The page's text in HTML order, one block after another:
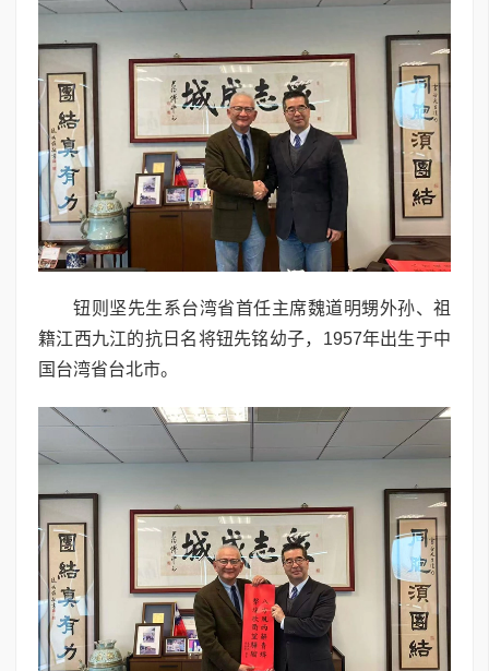
钮则坚先生系台湾省首任主席魏道明甥外孙、祖
籍江西九江的抗日名将钮先铭幼子，1957年出生于中
国台湾省台北市。